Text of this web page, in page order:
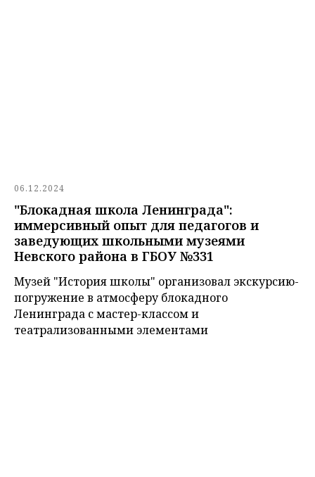
06.12.2024
"Блокадная школа Ленинграда":
иммерсивный опыт для педагогов и
заведующих школьными музеями
Невского района в ГБОУ №331
Музей "История школы" организовал экскурсию-
погружение в атмосферу блокадного
Ленинграда с мастер-классом и
театрализованными элементами